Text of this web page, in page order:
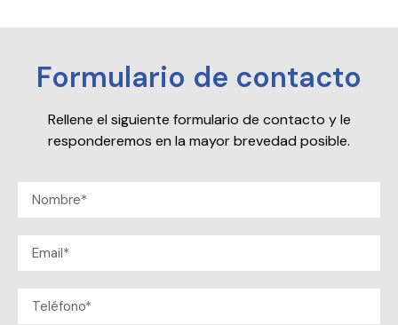
Formulario de contacto
Rellene el siguiente formulario de contacto y le
responderemos en la mayor brevedad posible.